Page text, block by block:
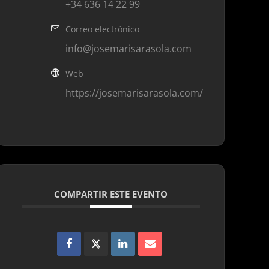
+34 636 14 22 99
Correo electrónico
info@josemarisarasola.com
Web
https://josemarisarasola.com/
COMPARTIR ESTE EVENTO